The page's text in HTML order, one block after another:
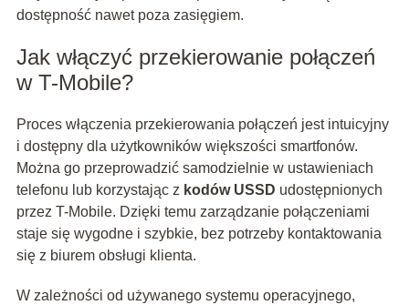
dostępność nawet poza zasięgiem.
Jak włączyć przekierowanie połączeń
w T-Mobile?
Proces włączenia przekierowania połączeń jest intuicyjny
i dostępny dla użytkowników większości smartfonów.
Można go przeprowadzić samodzielnie w ustawieniach
telefonu lub korzystając z kodów USSD udostępnionych
przez T-Mobile. Dzięki temu zarządzanie połączeniami
staje się wygodne i szybkie, bez potrzeby kontaktowania
się z biurem obsługi klienta.
W zależności od używanego systemu operacyjnego,